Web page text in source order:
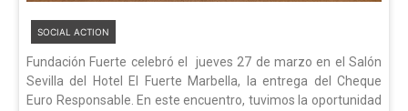
SOCIAL ACTION
Fundación Fuerte celebró el jueves 27 de marzo en el Salón
Sevilla del Hotel El Fuerte Marbella, la entrega del Cheque
Euro Responsable. En este encuentro, tuvimos la oportunidad